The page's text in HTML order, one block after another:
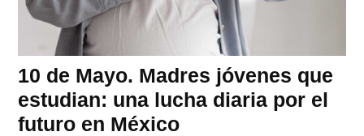
10 de Mayo. Madres jóvenes que
estudian: una lucha diaria por el
futuro en México